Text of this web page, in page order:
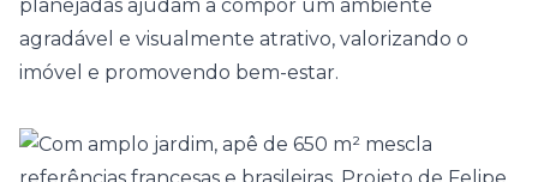
planejadas ajudam a compor um ambiente
agradável e visualmente atrativo, valorizando o
imóvel e promovendo bem-estar.